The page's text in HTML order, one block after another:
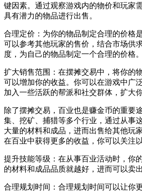
键因素。通过观察游戏内的物价和玩家
具有潜力的物品进行出售。
合理定价：为你的物品制定合理的价格
可以参考其他玩家的售价，结合市场供
度，为自己的物品制定一个合理的价格。
扩大销售范围：在摆摊交易中，将你的
可以增加你的收益。你可以在游戏中广
加入一些活跃的帮派和社交群体，扩大
除了摆摊交易，百业也是赚金币的重要
集、挖矿、捕猎等多个行业，通过从事
大量的材料和成品，进而出售给其他玩
在百业中获得更多的收益，你可以关注
提升技能等级：在从事百业活动时，你
的材料和成品品质就越好，进而可以卖
合理规划时间：合理规划时间可以让你